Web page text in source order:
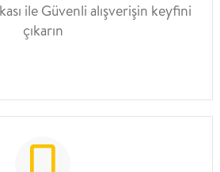
ile Güvenli alışverişin keyfini
çıkarın